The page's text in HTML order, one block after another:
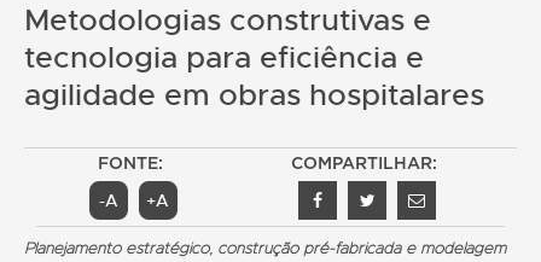
Metodologias construtivas e
tecnologia para eficiência e
agilidade em obras hospitalares
FONTE:
-A +A
COMPARTILHAR:
Planejamento estratégico, construção pré-fabricada e modelagem